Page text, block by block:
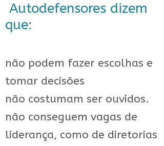
Autodefensores dizem
que:
não podem fazer escolhas e
tomar decisões
não costumam ser ouvidos.
não conseguem vagas de
liderança, como de diretorias